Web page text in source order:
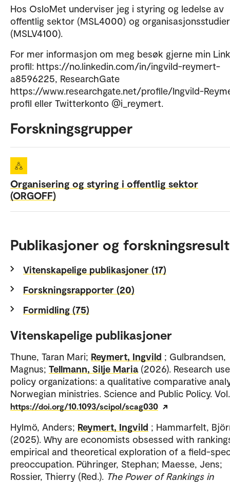
Hos OsloMet underviser jeg i styring og ledelse av
offentlig sektor (MSL4000) og organisasjonsstudier
(MSLV4100).
For mer informasjon om meg besøk gjerne min
profil: https://no.linkedin.com/in/ingvild-reymert-
a8596225, ResearchGate
https://www.researchgate.net/profile/Ingvild-
profil eller Twitterkonto @i_reymert.
Forskningsgrupper
Organisering og styring i offentlig sektor
(ORGOFF)
Publikasjoner og
Vitenskapelige publikasjoner (17)
Forskningsrapporter (20)
Formidling (75)
Vitenskapelige publikasjoner
Thune, Taran Mari; Reymert, Ingvild ; Gulbrandsen,
Magnus; Tellmann, Silje Maria (2026). Research
policy organizations: a qualitative comparative
Norwegian ministries. Science and Public Policy.
https://doi.org/10.1093/scipol/scag030
Hylmö, Anders; Reymert, Ingvild ; Hammarfelt,
(2025). Why are economists obsessed with
empirical and theoretical exploration of a field-
preoccupation. Pühringer, Stephan; Maesse, Jens;
Rossier, Thierry (Red.). The Power of Rankings in